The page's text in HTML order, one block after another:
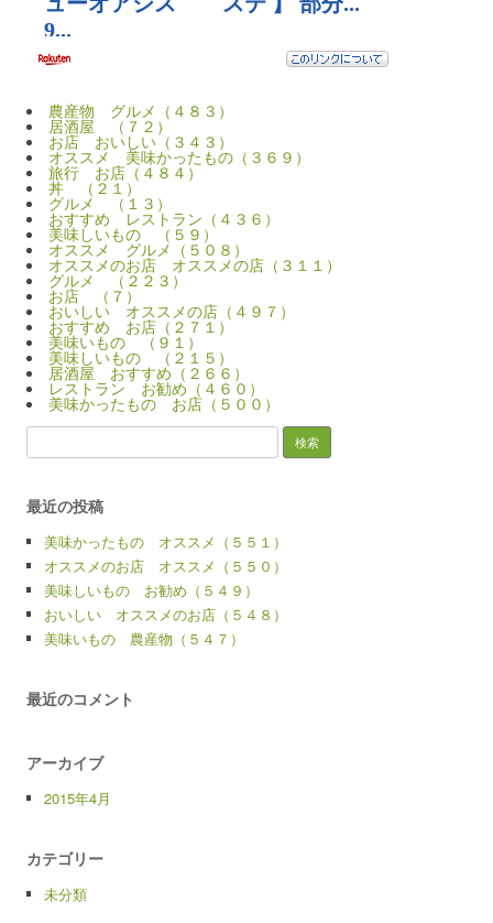
農産物 グルメ（４８３）
居酒屋 （７２）
お店 おいしい（３４３）
オススメ 美味かったもの（３６９）
旅行 お店（４８４）
丼 （２１）
グルメ （１３）
おすすめ レストラン（４３６）
美味しいもの （５９）
オススメ グルメ（５０８）
オススメのお店 オススメの店（３１１）
グルメ （２２３）
お店 （７）
おいしい オススメの店（４９７）
おすすめ お店（２７１）
美味いもの （９１）
美味しいもの （２１５）
居酒屋 おすすめ（２６６）
レストラン お勧め（４６０）
美味かったもの お店（５００）
索:
最近の投稿
美味かったもの オススメ（５５１）
オススメのお店 オススメ（５５０）
美味しいもの お勧め（５４９）
おいしい オススメのお店（５４８）
美味いもの 農産物（５４７）
最近のコメント
アーカイブ
2015年4月
カテゴリー
未分類